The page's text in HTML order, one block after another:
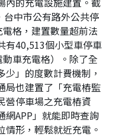
中市公有路外公共停
格，建置數量超前法
有40,513個小型車停車
車充電格）。除了全
」的度數計費機制，
局也建置了「充電樁監
營停車場之充電樁資
網APP」就能即時查詢
形，輕鬆就近充電。